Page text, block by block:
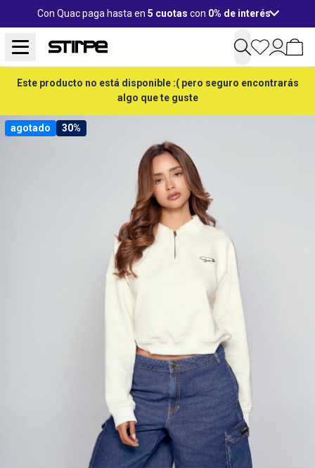
Con Quac paga hasta en 5 cuotas con 0% de interés
Este producto no está disponible :( pero seguro encontrarás
algo que te guste
agotado 30%